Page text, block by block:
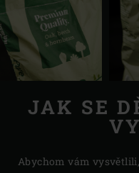
JAK SE
Abychom vám